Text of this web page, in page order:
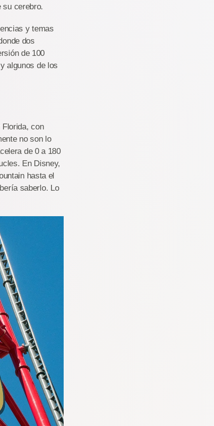
su cerebro.
y temas
dos
de 100
algunos de los
con
no son lo
de 0 a 180
En Disney,
hasta el
saberlo. Lo